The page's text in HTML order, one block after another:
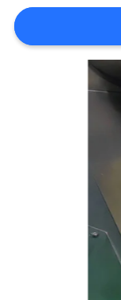
যোগাযোগ
করুন